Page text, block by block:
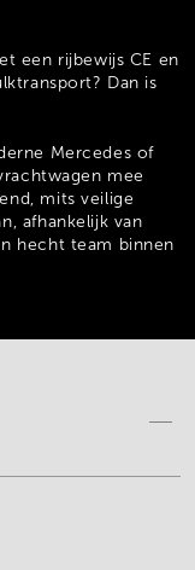
een rijbewijs CE en
Dan is
Mercedes of
mee
mits veilige
afhankelijk van
hecht team binnen